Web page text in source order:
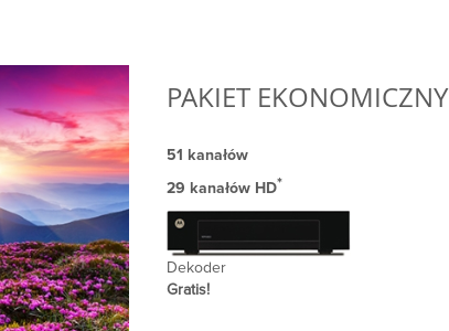
PAKIET EKONOMICZNY
51 kanałów
29 kanałów HD*
Dekoder
Gratis!